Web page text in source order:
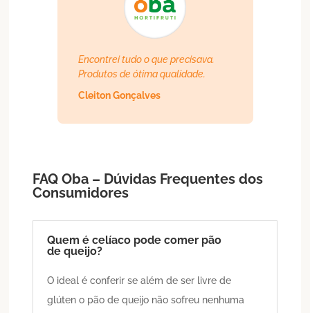
Encontrei tudo o que precisava.
Produtos de ótima qualidade.
Cleiton Gonçalves
FAQ Oba – Dúvidas Frequentes dos
Consumidores
Quem é celíaco pode comer pão
de queijo?
O ideal é conferir se além de ser livre de
glúten o pão de queijo não sofreu nenhuma